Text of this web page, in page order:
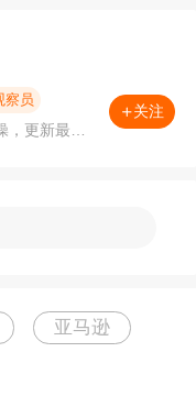
营中心/亚马逊仓
高销售额。
察员
更新最新
关注
亚马逊